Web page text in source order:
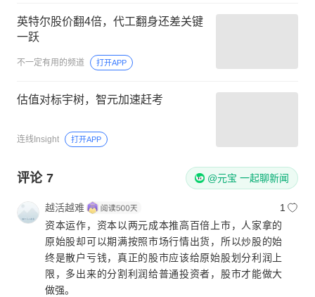
英特尔股价翻4倍，代工翻身还差关键
一跃
不一定有用的频道 打开APP
估值对标宇树，智元加速赶考
连线Insight 打开APP
评论 7 @元宝 一起聊新闻
越活越难
1
资本运作，资本以两元成本推高百倍上市，人家拿的
原始股却可以期满按照市场行情出货，所以炒股的始
终是散户亏钱，真正的股市应该给原始股划分利润上
限，多出来的分割利润给普通投资者，股市才能做大
做强。